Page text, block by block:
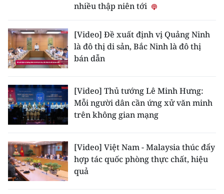
TIN ĐỊA PHƯƠNG
Trung du và miền núi phía Bắc
Đồng bằng sông Hồng
Duyên hải Nam Trung Bộ và Tây
Nguyên
Đồng bằng sông Cửu Long
Chuyên trang Hà Nội
nhiều thập niên tới
[Video] Đề xuất định vị Quảng Ninh
là đô thị di sản, Bắc Ninh là đô thị
bán dẫn
[Video] Thủ tướng Lê Minh Hưng:
Mỗi người dân cần ứng xử văn minh
trên không gian mạng
[Video] Việt Nam - Malaysia thúc đẩy
hợp tác quốc phòng thực chất, hiệu
quả